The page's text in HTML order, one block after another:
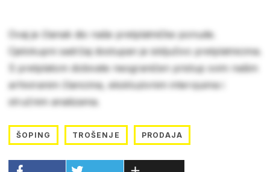
Ovaj je članak dio naše pretplatničke ponude.
Cjelokupni sadržaj dostupan je isključivo pretplatnicima.
S pretplatom dobivate neograničen pristup svim našim
arhiviranim člancima, ekskluzivnim intervjuima i
stručnim analizama.
ŠOPING TROŠENJE PRODAJA